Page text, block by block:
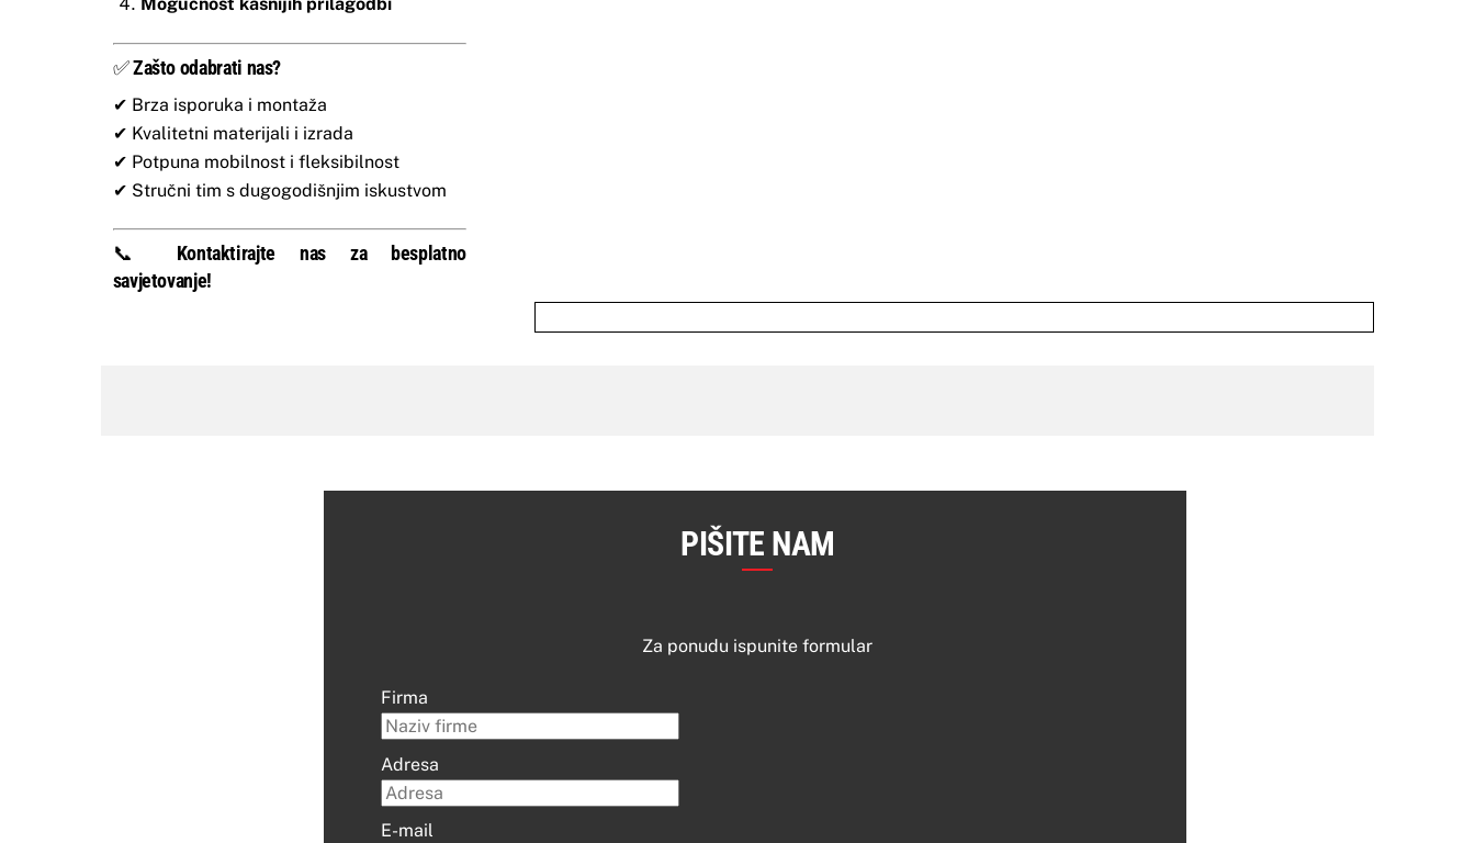
✅Zašto odabrati nas?
✔ Brza isporuka i montaža
✔ Kvalitetni materijali i izrada
✔ Potpuna mobilnost i fleksibilnost
✔ Stručni tim s dugogodišnjim iskustvom
📞 Kontaktirajte nas za besplatno
savjetovanje!
PIŠITE NAM
Za ponudu ispunite formular
Firma
Adresa
E-mail